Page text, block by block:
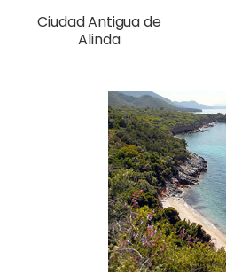
Ciudad Antigua de
Alinda